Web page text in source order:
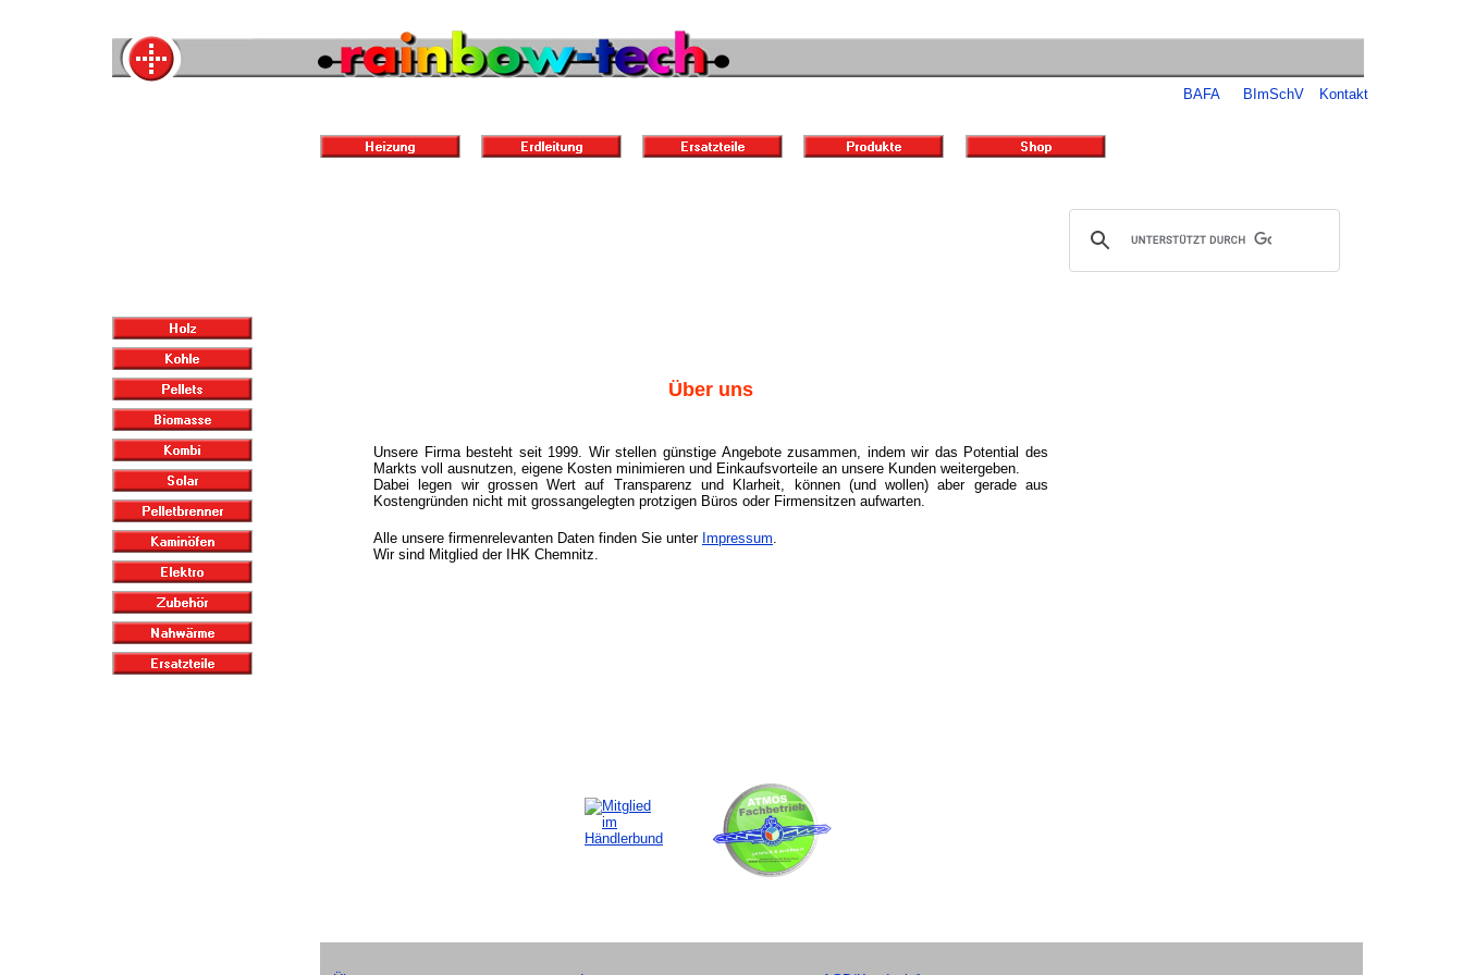
BAFA BImSchV Kontakt
Über uns
Unsere Firma besteht seit 1999. Wir stellen günstige Angebote zusammen, indem wir das Potential des
Markts voll ausnutzen, eigene Kosten minimieren und Einkaufsvorteile an unsere Kunden weitergeben.
Dabei legen wir grossen Wert auf Transparenz und Klarheit, können (und wollen) aber gerade aus
Kostengründen nicht mit grossangelegten protzigen Büros oder Firmensitzen aufwarten.
Alle unsere firmenrelevanten Daten finden Sie unter Impressum.
Wir sind Mitglied der IHK Chemnitz.